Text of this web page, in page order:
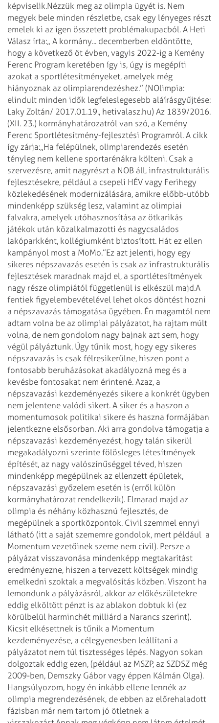
képviselik.Nézzük meg az olimpia ügyét is. Nem
megyek bele minden részletbe, csak egy lényeges részt
emelek ki az igen összetett problémakupacból. A Heti
Válasz írta:„ A kormány... decemberben eldöntötte,
hogy a következő öt évben, vagyis 2022-ig a Kemény
Ferenc Program keretében így is, úgy is megépíti
azokat a sportlétesítményeket, amelyek még
hiányoznak az olimpiarendezéshez.” (NOlimpia:
elindult minden idők legfeleslegesebb aláírásgyűjtése:
Laky Zoltán/ 2017.01.19., hetivalasz.hu) Az 1839/2016.
(XII. 23.) kormányhatározatról van szó, a Kemény
Ferenc Sportlétesítmény-fejlesztési Programról. A cikk
így zárja:„Ha felépülnek, olimpiarendezés esetén
tényleg nem kellene sportarénákra költeni. Csak a
szervezésre, amit nagyrészt a NOB áll, infrastrukturális
fejlesztésekre, például a csepeli HÉV vagy Ferihegy
közlekedésének modernizálására, amikre előbb-utóbb
mindenképp szükség lesz, valamint az olimpiai
falvakra, amelyek utóhasznosítása az ötkarikás
játékok után közalkalmazotti és nagycsaládos
lakóparkként, kollégiumként biztosított. Hát ez ellen
kampányol most a MoMo.”Ez azt jelenti, hogy egy
sikeres népszavazás esetén is csak az infrastrukturális
fejlesztések maradnak majd el, a sportlétesítmények
nagy része olimpiától függetlenül is elkészül majd.A
fentiek figyelembevételével lehet okos döntést hozni
a népszavazás támogatása ügyében. Én magamtól nem
adtam volna be az olimpiai pályázatot, ha rajtam múlt
volna, de nem gondolom nagy bajnak azt sem, hogy
végül pályáztunk. Úgy tűnik most, hogy egy sikeres
népszavazás is csak félresikerülne, hiszen pont a
fontosabb beruházásokat akadályozná meg és a
kevésbe fontosakat nem érintené. Azaz, a
népszavazási kezdeményezés sikere a konkrét ügyben
nem jelentene valódi sikert. A siker és a haszon a
momentumosok politikai sikere és haszna formájában
jelentkezne elsősorban. Aki arra gondolva támogatja a
népszavazási kezdeményezést, hogy talán sikerül
megakadályozni szerinte fölösleges létesítmények
építését, az nagy valószínűséggel téved, hiszen
mindenképp megépülnek az ellenzett épületek,
népszavazási győzelem esetén is (erről külön
kormányhatározat rendelkezik). Elmarad majd az
olimpia és néhány közhasznú fejlesztés, de
megépülnek a sportközpontok. Civil szemmel ennyi
látható (itt a saját szememre gondolok, mert például a
Momentum vezetőinek szeme nem civil). Persze a
pályázat visszavonása mindenképp megtakarítást
eredményezne, hiszen a tervezett költségek mindig
emelkedni szoktak a megvalósítás közben. Viszont ha
lemondunk a pályázásról, akkor az előkészületekre
eddig elköltött pénzt is az ablakon dobtuk ki (ez
körülbelül harminchét milliárd a Narancs szerint).
Kicsit elkésettnek is tűnik a Momentum
kezdeményezése, a célegyenesben leállítani a
pályázatot nem túl tisztességes lépés. Nagyon sokan
dolgoztak eddig ezen, (például az MSZP, az SZDSZ még
2009-ben, Demszky Gábor vagy éppen Kálmán Olga).
Hangsúlyozom, hogy én inkább ellene lennék az
olimpia megrendezésének, de ebben az előrehaladott
fázisban már nem tartom jó ötletnek a